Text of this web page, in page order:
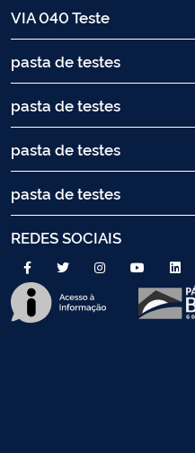
VIA 040 Teste
pasta de testes
pasta de testes
pasta de testes
pasta de testes
REDES SOCIAIS